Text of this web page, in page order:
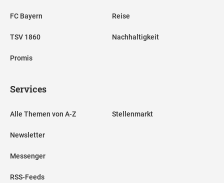
FC Bayern
TSV 1860
Promis
Reise
Nachhaltigkeit
Services
Alle Themen von A-Z
Newsletter
Messenger
RSS-Feeds
Stellenmarkt